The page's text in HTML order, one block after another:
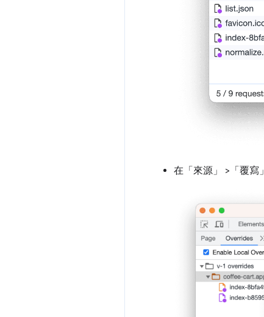
在「來源」 >「覆寫」